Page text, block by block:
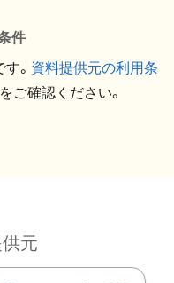
件
。 資料提供元の利用条
ご確認ください。
元